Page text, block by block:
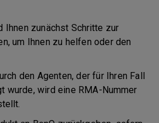
Ihnen zunächst Schritte zur
um Ihnen zu helfen oder den
den Agenten, der für Ihren Fall
wurde, wird eine RMA-Nummer